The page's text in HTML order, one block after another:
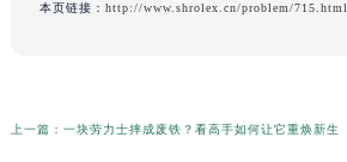
本页链接： http://www.shrolex.cn/problem/715.html
上一篇： 一块劳力士摔成废铁？看高手如何让它重焕新生